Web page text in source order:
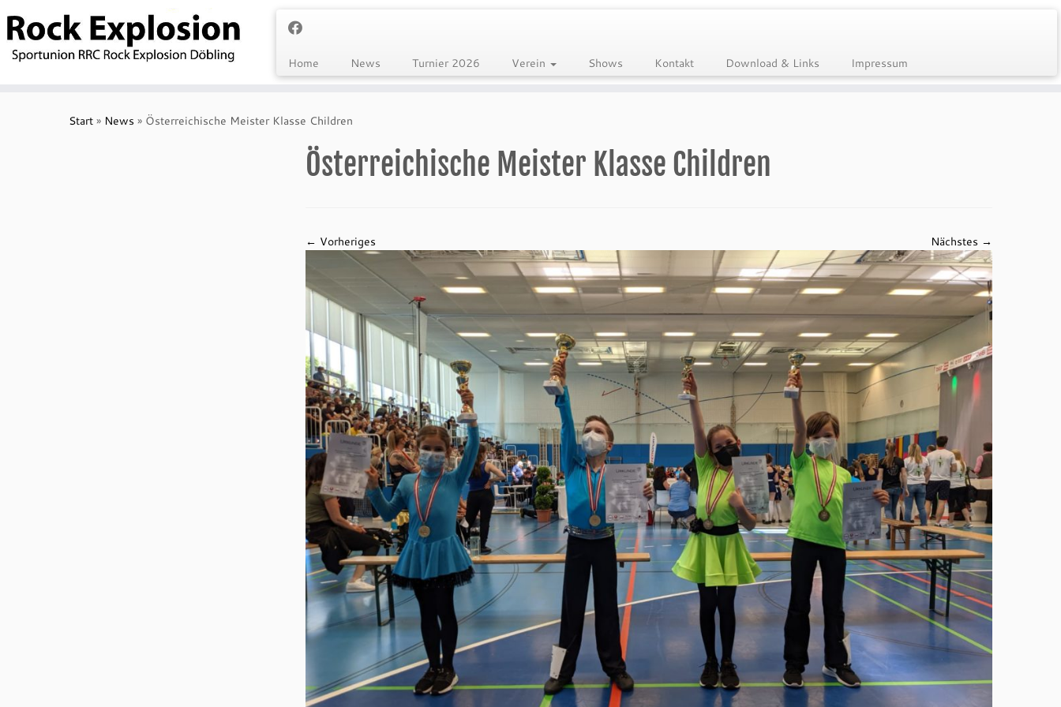
Inhalt
springen
Home
News Turnier 2026 Verein Shows Kontakt Download & Links Impressum
Start » News » Österreichische Meister Klasse Children
Österreichische Meister Klasse Children
← Vorheriges Nächstes →